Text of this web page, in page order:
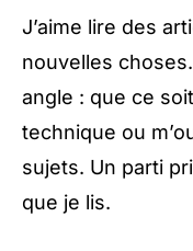
J’aime lire des
nouvelles
angle : que ce
technique ou
sujets. Un parti
que je lis.